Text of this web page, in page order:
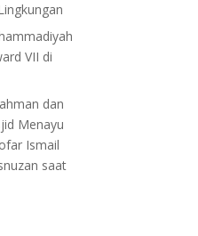
VII di
dan
Menayu
Ismail
saat